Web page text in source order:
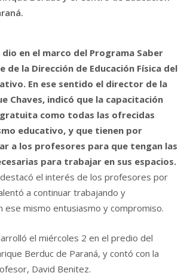
en el marco del Programa Saber
de la Dirección de Educación Física del
En ese sentido el director de la
Chaves, indicó que la capacitación
como todas las ofrecidas
educativo, y que tienen por
a los profesores para que tengan las
para trabajar en sus espacios.
destacó el interés de los profesores por
a continuar trabajando y
ese mismo entusiasmo y compromiso.
el miércoles 2 en el predio del
Berduc de Paraná, y contó con la
David Benitez.